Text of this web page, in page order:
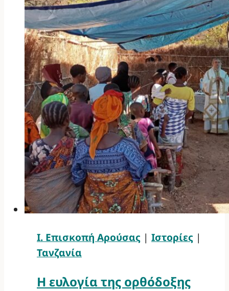
Ι. Επισκοπή Αρούσας | Ιστορίες |
Τανζανία
Η ευλογία της ορθόδοξης